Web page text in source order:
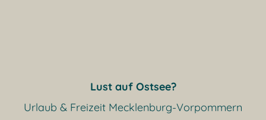
Lust auf Ostsee?
Urlaub & Freizeit Mecklenburg-Vorpommern